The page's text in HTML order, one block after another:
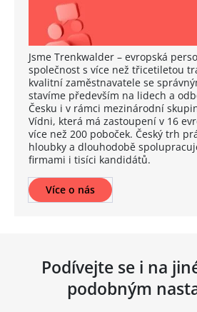
Jsme Trenkwalder – evropská
společnost s více než třicetiletou
kvalitní zaměstnavatele se
stavíme především na lidech a
Česku i v rámci mezinárodní
Vídni, která má zastoupení v 16
více než 200 poboček. Český trh
hloubky a dlouhodobě
firmami i tisíci kandidátů.
Více o nás
Podívejte se i na
podobným